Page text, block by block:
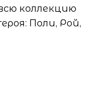
коллекцию
Поли, Рой,